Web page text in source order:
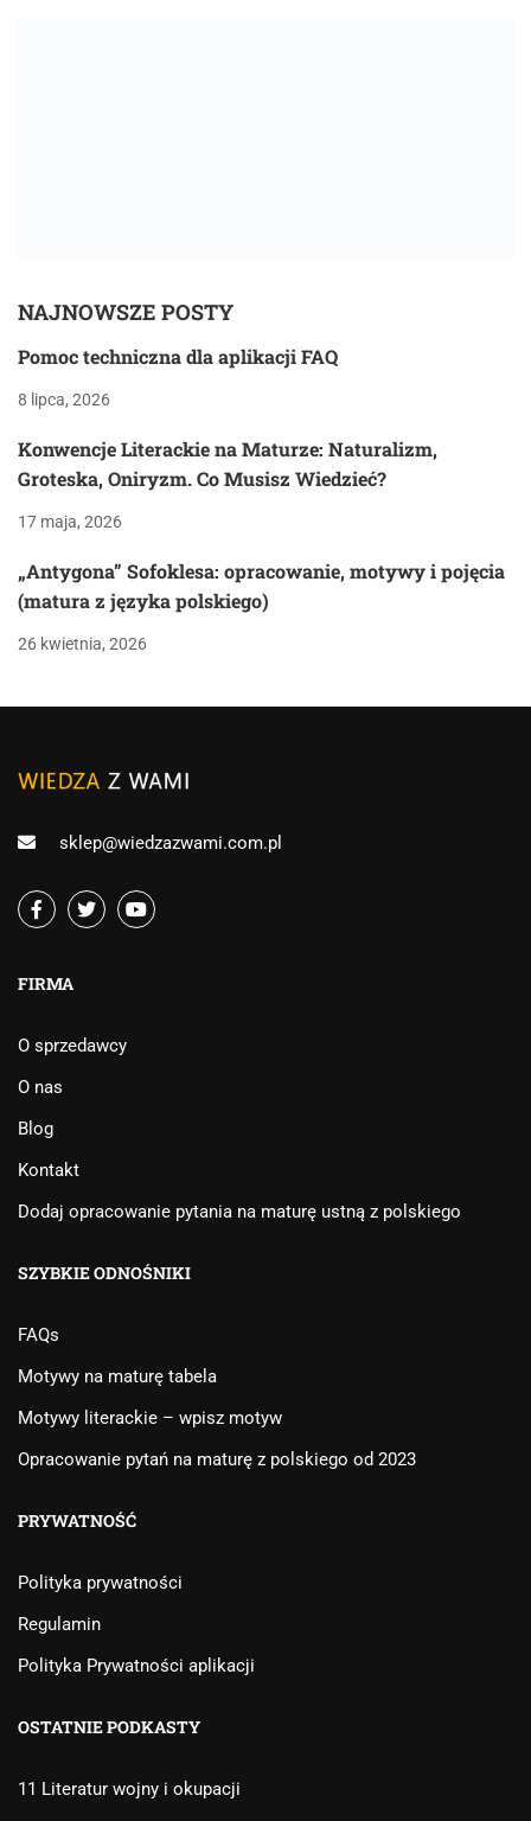
NAJNOWSZE POSTY
Pomoc techniczna dla aplikacji FAQ
8 lipca, 2026
Konwencje Literackie na Maturze: Naturalizm,
Groteska, Oniryzm. Co Musisz Wiedzieć?
17 maja, 2026
„Antygona” Sofoklesa: opracowanie, motywy i pojęcia
(matura z języka polskiego)
26 kwietnia, 2026
sklep@wiedzazwami.com.pl
FIRMA
O sprzedawcy
O nas
Blog
Kontakt
Dodaj opracowanie pytania na maturę ustną z polskiego
SZYBKIE ODNOŚNIKI
FAQs
Motywy na maturę tabela
Motywy literackie – wpisz motyw
Opracowanie pytań na maturę z polskiego od 2023
PRYWATNOŚĆ
Polityka prywatności
Regulamin
Polityka Prywatności aplikacji
OSTATNIE PODKASTY
11 Literatur wojny i okupacji